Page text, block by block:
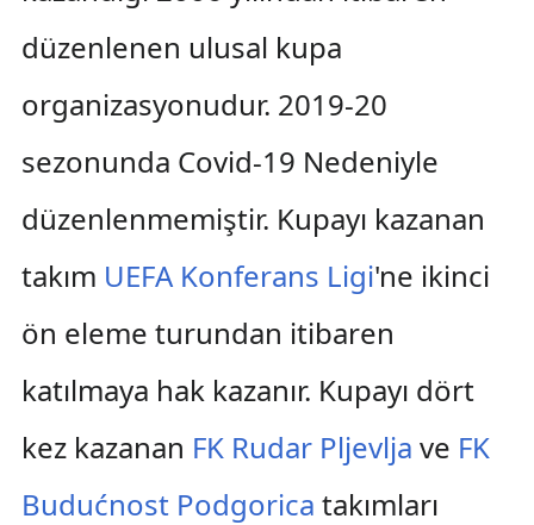
düzenlenen ulusal kupa
organizasyonudur. 2019-20
sezonunda Covid-19 Nedeniyle
düzenlenmemiştir. Kupayı kazanan
takım UEFA Konferans Ligi'ne ikinci
ön eleme turundan itibaren
katılmaya hak kazanır. Kupayı dört
kez kazanan FK Rudar Pljevlja ve FK
Budućnost Podgorica takımları